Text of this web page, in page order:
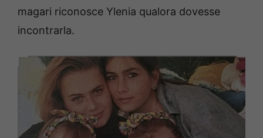
magari riconosce Ylenia qualora dovesse
incontrarla.